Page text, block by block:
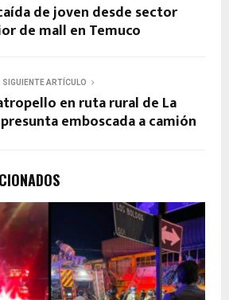
de joven desde sector
de mall en Temuco
SIGUIENTE ARTÍCULO
en ruta rural de La
emboscada a camión